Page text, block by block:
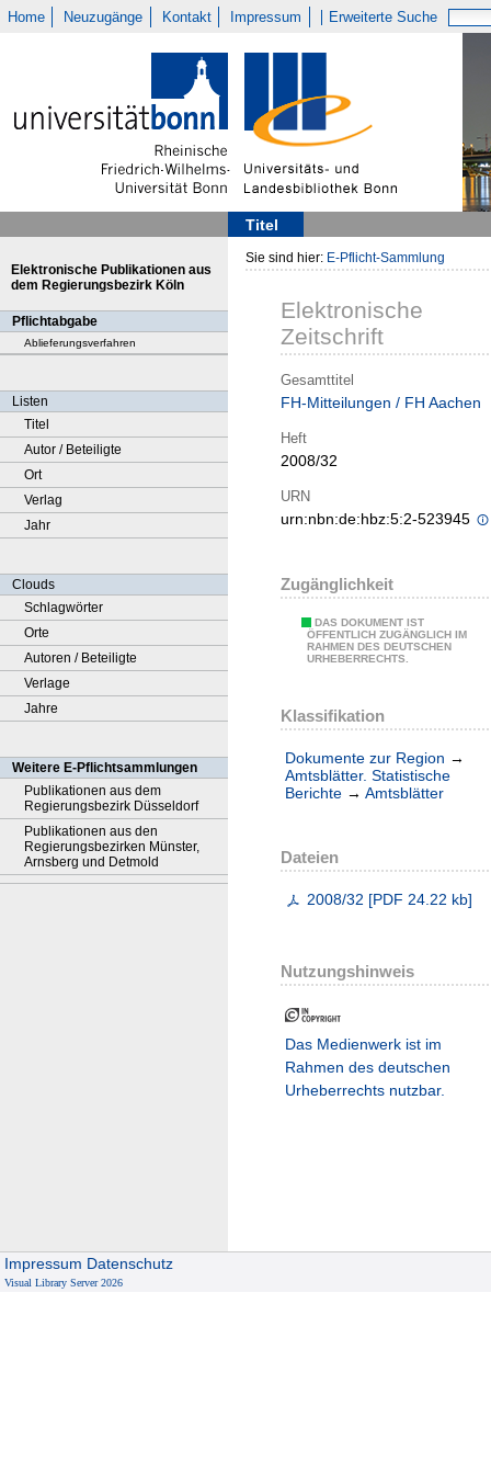
Home Neuzugänge Kontakt Impressum Erweiterte Suche
Titel
Elektronische Publikationen aus
dem Regierungsbezirk Köln
Pflichtabgabe
Ablieferungsverfahren
Listen
Titel
Autor / Beteiligte
Ort
Verlag
Jahr
Clouds
Schlagwörter
Orte
Autoren / Beteiligte
Verlage
Jahre
Weitere E-Pflichtsammlungen
Publikationen aus dem
Regierungsbezirk Düsseldorf
Publikationen aus den
Regierungsbezirken Münster,
Arnsberg und Detmold
Sie sind hier: E-Pflicht-Sammlung
Elektronische
Zeitschrift
Gesamttitel
FH-Mitteilungen / FH Aachen
Heft
2008/32
URN
urn:nbn:de:hbz:5:2-523945
Zugänglichkeit
DAS DOKUMENT IST
ÖFFENTLICH ZUGÄNGLICH IM
RAHMEN DES DEUTSCHEN
URHEBERRECHTS.
Klassifikation
Dokumente zur Region →
Amtsblätter. Statistische
Berichte → Amtsblätter
Dateien
2008/32 [PDF 24.22 kb]
Nutzungshinweis
Das Medienwerk ist im
Rahmen des deutschen
Urheberrechts nutzbar.
Impressum Datenschutz
Visual Library Server 2026